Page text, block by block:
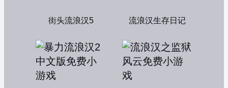
街头流浪汉5 流浪汉生存日记